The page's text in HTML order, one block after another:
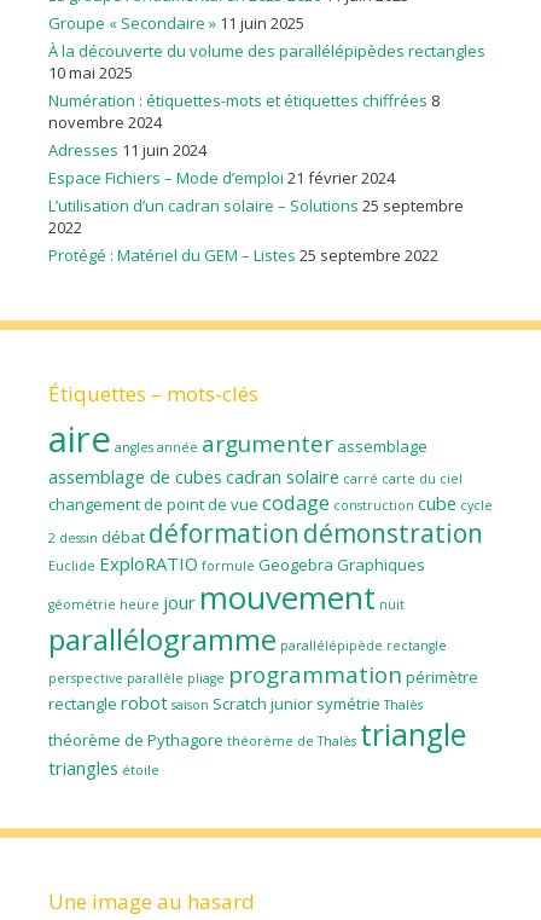
Groupe « Secondaire » 11 juin 2025
À la découverte du volume des parallélépipèdes rectangles
10 mai 2025
Numération : étiquettes-mots et étiquettes chiffrées 8
novembre 2024
Adresses 11 juin 2024
Espace Fichiers – Mode d’emploi 21 février 2024
L’utilisation d’un cadran solaire – Solutions 25 septembre
2022
Protégé : Matériel du GEM – Listes 25 septembre 2022
Étiquettes – mots-clés
aire angles année argumenter assemblage
assemblage de cubes cadran solaire carré carte du ciel
changement de point de vue codage construction cube cycle
2 dessin débat déformation démonstration
Euclide ExploRATIO formule Geogebra Graphiques
géométrie heure jour mouvement nuit
parallélogramme parallélépipède rectangle
perspective parallèle pliage programmation périmètre
rectangle robot saison Scratch junior symétrie Thalès
théorème de Pythagore théorème de Thalès triangle
triangles étoile
Une image au hasard